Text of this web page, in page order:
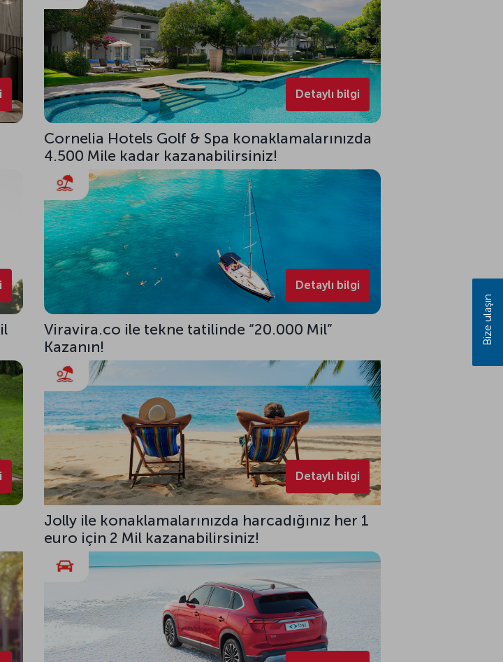
Detaylı bilgi
Cornelia Hotels Golf & Spa konaklamalarınızda
4.500 Mile kadar kazanabilirsiniz!
Detaylı bilgi
Viravira.co ile tekne tatilinde “20.000 Mil”
Kazanın!
Detaylı bilgi
Jolly ile konaklamalarınızda harcadığınız her 1
euro için 2 Mil kazanabilirsiniz!
Bize ulaşın